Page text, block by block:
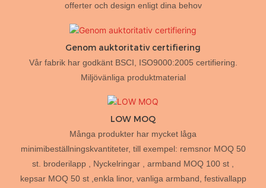
offerter och design enligt dina behov
Genom auktoritativ certifiering
Vår fabrik har godkänt BSCI, ISO9000:2005 certifiering.
Miljövänliga produktmaterial
LOW MOQ
Många produkter har mycket låga
minimibeställningskvantiteter, till exempel: remsnor MOQ 50
st. broderilapp , Nyckelringar , armband MOQ 100 st ,
kepsar MOQ 50 st ,enkla linor, vanliga armband, festivallapp